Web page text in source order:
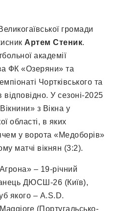
громади
Артем Стеник.
академії
ФК «Озеряни» та
Чортківського та
відповідно. У сезоні-2025
з Вікна у
області, в яких
у ворота «Медоборів»
матчі вікнян (3:2).
– 19-річний
ДЮСШ-26 (Київ),
якого – А.S.D.
(Португальсько-